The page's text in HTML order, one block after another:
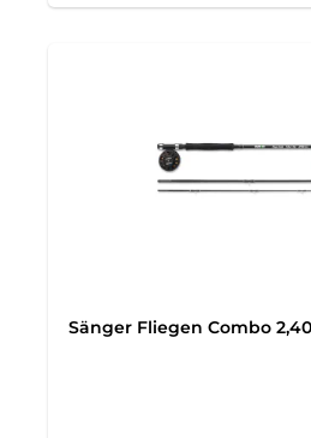
Sänger Fliegen Combo